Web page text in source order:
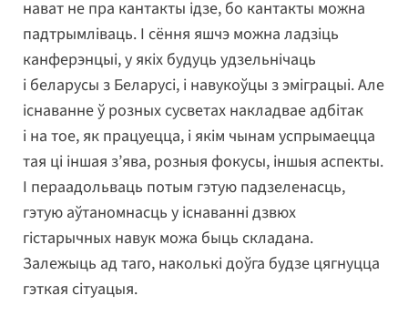
нават не пра кантакты ідзе, бо кантакты можна
падтрымліваць. І сёння яшчэ можна ладзіць
канферэнцыі, у якіх будуць удзельнічаць
і беларусы з Беларусі, і навукоўцы з эміграцыі. Але
існаванне ў розных сусветах накладвае адбітак
і на тое, як працуецца, і якім чынам успрымаецца
тая ці іншая з’ява, розныя фокусы, іншыя аспекты.
І пераадольваць потым гэтую падзеленасць,
гэтую аўтаномнасць у існаванні дзвюх
гістарычных навук можа быць складана.
Залежыць ад таго, наколькі доўга будзе цягнуцца
гэткая сітуацыя.